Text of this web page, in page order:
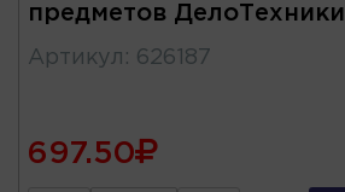
предметов ДелоТехники
Артикул : 626187
697.50